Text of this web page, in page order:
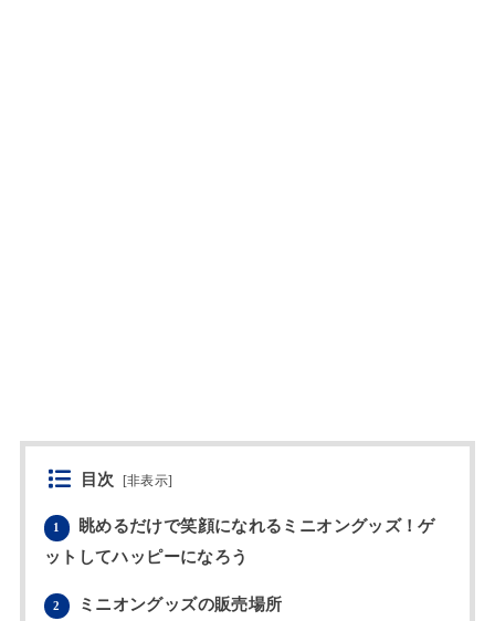
目次 [非表示]
1
眺めるだけで笑顔になれるミニオングッズ！ゲ
ットしてハッピーになろう
2 ミニオングッズの販売場所